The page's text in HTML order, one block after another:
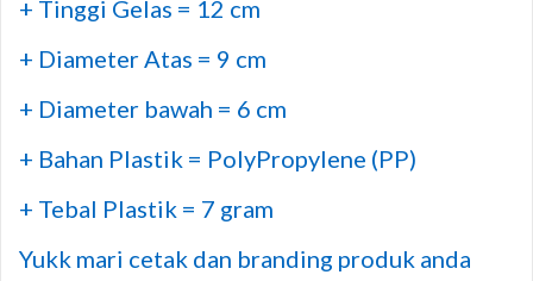
+ Tinggi Gelas = 12 cm
+ Diameter Atas = 9 cm
+ Diameter bawah = 6 cm
+ Bahan Plastik = PolyPropylene (PP)
+ Tebal Plastik = 7 gram
Yukk mari cetak dan branding produk anda